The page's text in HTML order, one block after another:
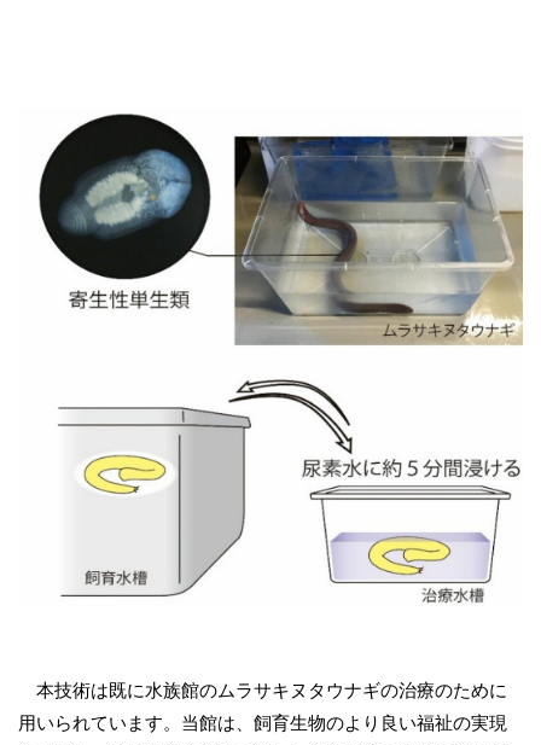
本技術は既に水族館のムラサキヌタウナギの治療のために
用いられています。当館は、飼育生物のより良い福祉の実現